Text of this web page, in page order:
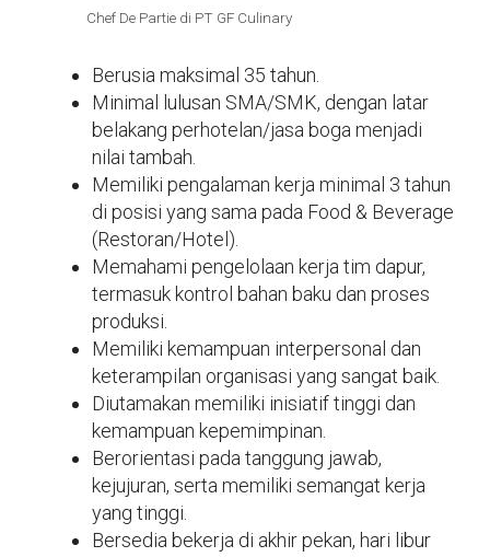
Chef De Partie di PT GF Culinary
Berusia maksimal 35 tahun.
Minimal lulusan SMA/SMK, dengan latar
belakang perhotelan/jasa boga menjadi
nilai tambah.
Memiliki pengalaman kerja minimal 3 tahun
di posisi yang sama pada Food & Beverage
(Restoran/Hotel).
Memahami pengelolaan kerja tim dapur,
termasuk kontrol bahan baku dan proses
produksi.
Memiliki kemampuan interpersonal dan
keterampilan organisasi yang sangat baik.
Diutamakan memiliki inisiatif tinggi dan
kemampuan kepemimpinan.
Berorientasi pada tanggung jawab,
kejujuran, serta memiliki semangat kerja
yang tinggi.
Bersedia bekerja di akhir pekan, hari libur